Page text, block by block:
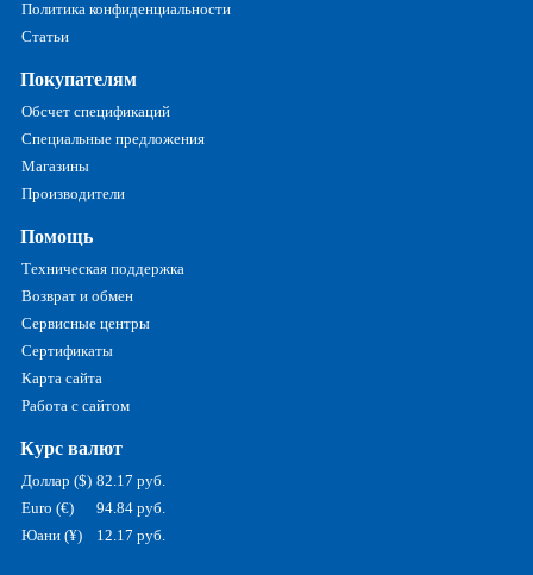
Политика конфиденциальности
Статьи
Покупателям
Обсчет спецификаций
Специальные предложения
Магазины
Производители
Помощь
Техническая поддержка
Возврат и обмен
Сервисные центры
Сертификаты
Карта сайта
Работа с сайтом
Курс валют
Доллар ($) 82.17 руб.
Euro (€)
94.84 руб.
Юани (¥)
12.17 руб.